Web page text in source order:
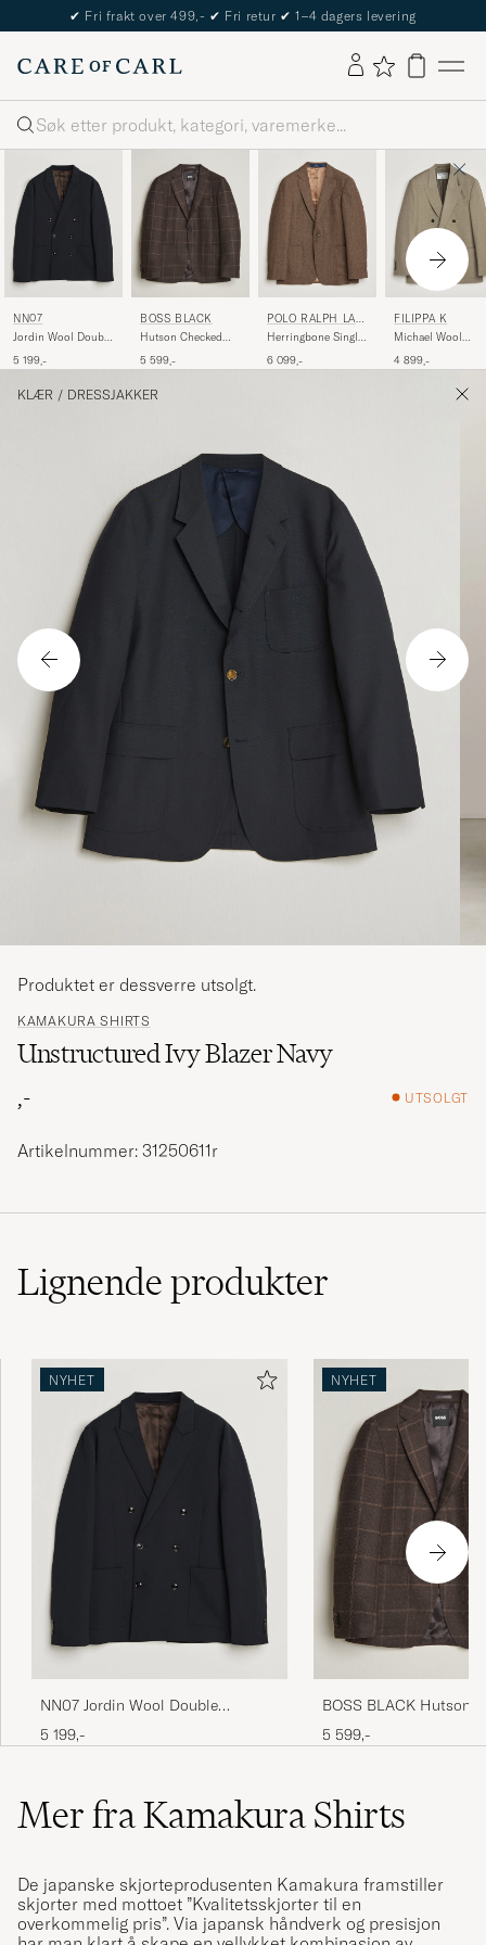
✔ Fri frakt over 499,- ✔ Fri retur ✔ 1–4 dagers levering
Søk
NN07
Jordin Wool Double
Deep Navy
5 199,-
BOSS BLACK
Hutson Checked
Brown
5 599,-
POLO RALPH LAU
REN
Herringbone Single
Brown/Tan
6 099,-
FILIPPA K
Michael Wool
Blazer Light
4 899,-
KLÆR / DRESSJAKKER
KAMAKURA SHIRTS
Unstructured Ivy Blazer Navy
,-
UTSOLGT
Produktet er dessverre utsolgt.
Artikelnummer: 31250611r
Lignendeprodukter
NYHET
NN07 Jordin Wool Double
Breasted Blazer Deep Navy
5 199,-
NYHET
BOSS BLACK Hutson
Wool Blazer Dark
5 599,-
Mer fra Kamakura Shirts
De japanske skjorteprodusenten Kamakura framstiller
skjorter med mottoet ”Kvalitetsskjorter til en
overkommelig pris”. Via japansk håndverk og presisjon